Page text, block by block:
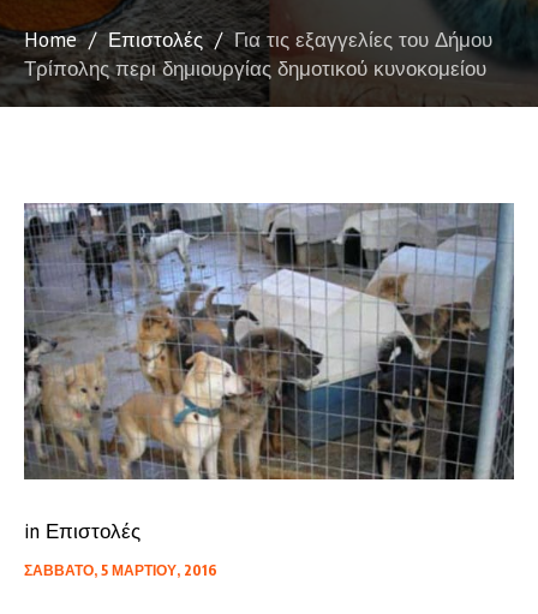
Home / Επιστολές / Για τις εξαγγελίες του Δήμου
Τρίπολης περι δημιουργίας δημοτικού κυνοκομείου
in Επιστολές
ΣΆΒΒΑΤΟ, 5 ΜΑΡΤΊΟΥ, 2016